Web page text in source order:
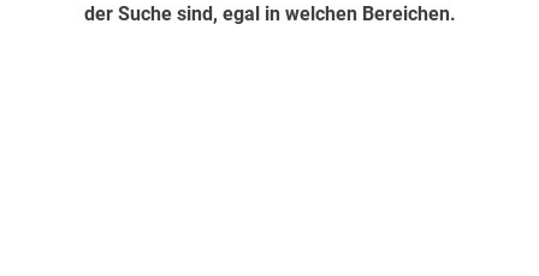
der Suche sind, egal in welchen Bereichen.